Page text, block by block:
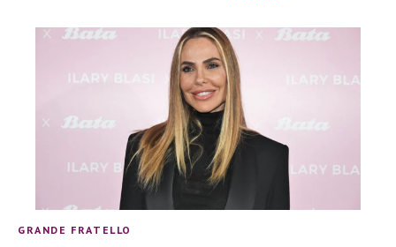
GRANDE FRATELLO